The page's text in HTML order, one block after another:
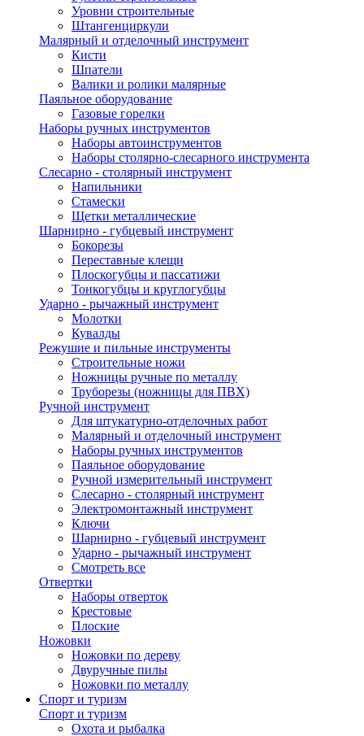
Уровни строительные
Штангенциркули
Малярный и отделочный инструмент
Кисти
Шпатели
Валики и ролики малярные
Паяльное оборудование
Газовые горелки
Наборы ручных инструментов
Наборы автоинструментов
Наборы столярно-слесарного инструмента
Слесарно - столярный инструмент
Напильники
Стамески
Щетки металлические
Шарнирно - губцевый инструмент
Бокорезы
Переставные клещи
Плоскогубцы и пассатижи
Тонкогубцы и круглогубцы
Ударно - рычажный инструмент
Молотки
Кувалды
Режушие и пильные инструменты
Строительные ножи
Ножницы ручные по металлу
Труборезы (ножницы для ПВХ)
Ручной инструмент
Для штукатурно-отделочных работ
Малярный и отделочный инструмент
Наборы ручных инструментов
Паяльное оборудование
Ручной измерительный инструмент
Слесарно - столярный инструмент
Электромонтажный инструмент
Ключи
Шарнирно - губцевый инструмент
Ударно - рычажный инструмент
Смотреть все
Отвертки
Наборы отверток
Крестовые
Плоские
Ножовки
Ножовки по дереву
Двуручные пилы
Ножовки по металлу
Спорт и туризм
Спорт и туризм
Охота и рыбалка